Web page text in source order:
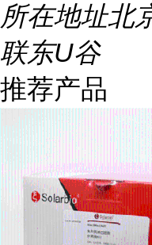
所在地址北
联东U谷
推荐产品